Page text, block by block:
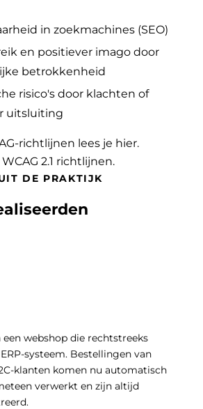
in zoekmachines (SEO)
en positiever imago door
betrokkenheid
risico's door klachten of
uitsluiting
richtlijnen lees je hier.
2.1 richtlijnen.
DE PRAKTIJK
webshop die rechtstreeks
systeem. Bestellingen van
klanten komen nu automatisch
verwerkt en zijn altijd